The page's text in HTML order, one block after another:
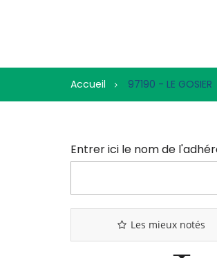
Accueil 97190 - LE GOSIER
Les mieux notés